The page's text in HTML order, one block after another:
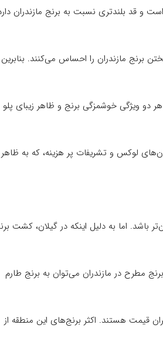
و قد بلندتری نسبت به برنج مازندران
مازندران را احساس می‌کنند. بنابرین
دو ویژگی خوشمزگی برنج و ظاهر زیبای پلو
لوکس و تشریفات پر هزینه، که به ظاهر
باشد. اما به دلیل اینکه در گیلان، کشت
مطرح در مازندران می‌توان به برنج طارم
قیمت هستند. اکثر برنج‌های این منطقه از